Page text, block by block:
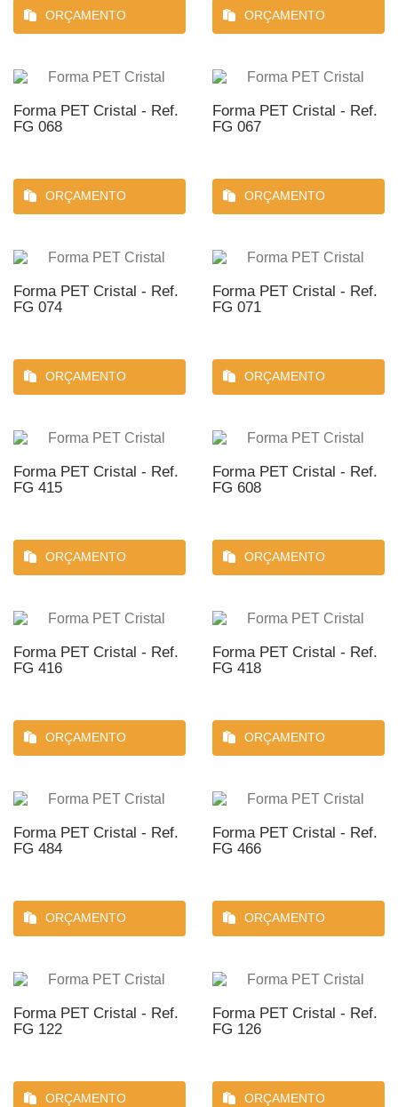
ORÇAMENTO ORÇAMENTO
Forma PET Cristal - Ref.
FG 068
ORÇAMENTO
Forma PET Cristal - Ref.
FG 067
ORÇAMENTO
Forma PET Cristal - Ref.
FG 074
ORÇAMENTO
Forma PET Cristal - Ref.
FG 071
ORÇAMENTO
Forma PET Cristal - Ref.
FG 415
ORÇAMENTO
Forma PET Cristal - Ref.
FG 608
ORÇAMENTO
Forma PET Cristal - Ref.
FG 416
ORÇAMENTO
Forma PET Cristal - Ref.
FG 418
ORÇAMENTO
Forma PET Cristal - Ref.
FG 484
ORÇAMENTO
Forma PET Cristal - Ref.
FG 466
ORÇAMENTO
Forma PET Cristal - Ref.
FG 122
ORÇAMENTO
Forma PET Cristal - Ref.
FG 126
ORÇAMENTO